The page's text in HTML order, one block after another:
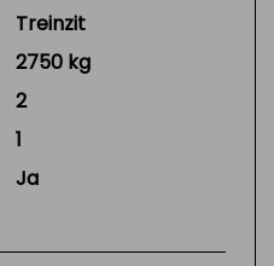
Treinzit
2750 kg
2
1
Ja